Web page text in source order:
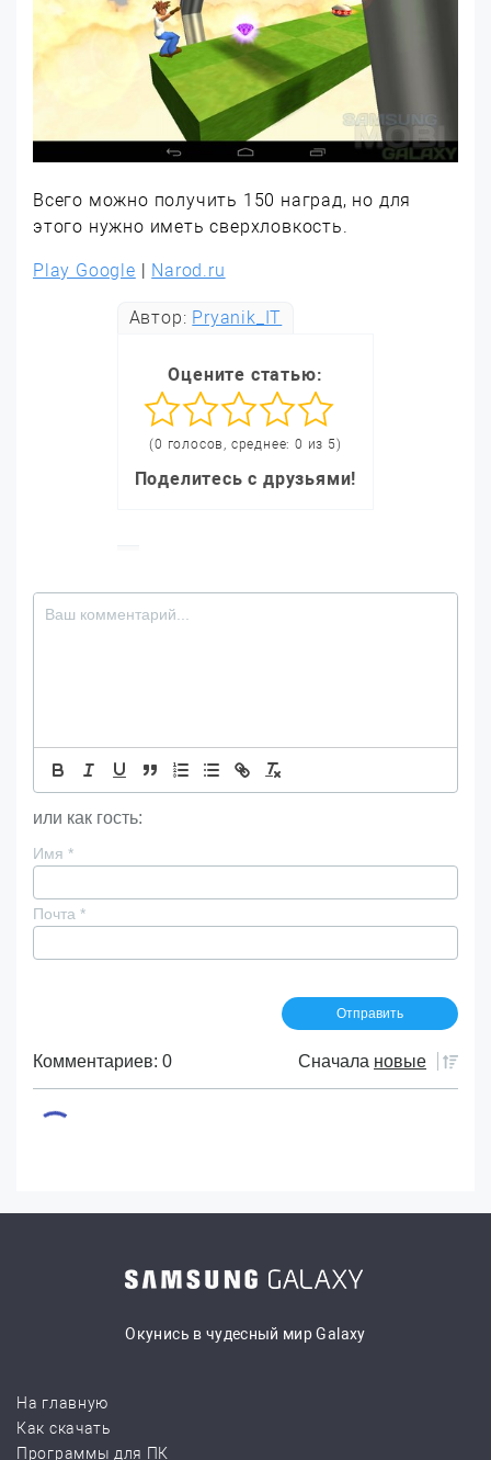
Всего можно получить 150 наград, но для
этого нужно иметь сверхловкость.
Play Google | Narod.ru
Автор: Pryanik_IT
Оцените статью:
(0 голосов, среднее: 0 из 5)
Поделитесь с друзьями!
или как гость:
Имя *
Почта *
Комментариев: 0 Сначала новые
Окунись в чудесный мир Galaxy
На главную
Как скачать
Программы для ПК